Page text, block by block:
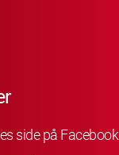
side på Facebook